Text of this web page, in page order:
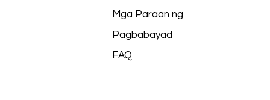
Mga Paraan ng
Pagbabayad
FAQ